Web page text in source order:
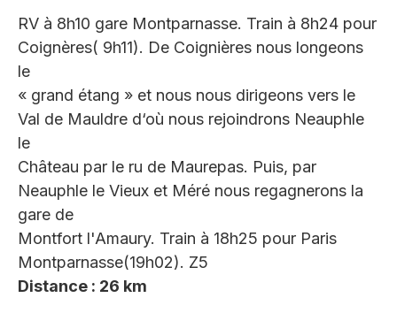
RV à 8h10 gare Montparnasse. Train à 8h24 pour
Coignères( 9h11). De Coignières nous longeons
le
« grand étang » et nous nous dirigeons vers le
Val de Mauldre d‘où nous rejoindrons Neauphle
le
Château par le ru de Maurepas. Puis, par
Neauphle le Vieux et Méré nous regagnerons la
gare de
Montfort l'Amaury. Train à 18h25 pour Paris
Montparnasse(19h02). Z5
Distance : 26 km